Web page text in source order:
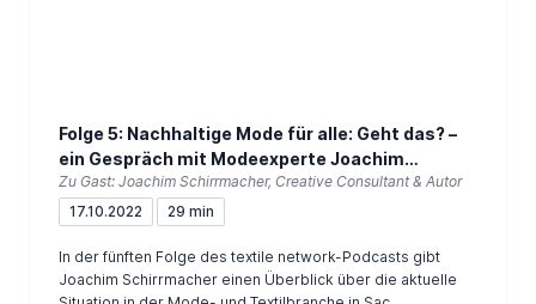
Folge 5: Nachhaltige Mode für alle: Geht das? –
ein Gespräch mit Modeexperte Joachim
Schirrmacher
Zu Gast: Joachim Schirrmacher, Creative Consultant & Autor
17.10.2022
29 min
In der fünften Folge des textile network-Podcasts gibt
Joachim Schirrmacher einen Überblick über die aktuelle